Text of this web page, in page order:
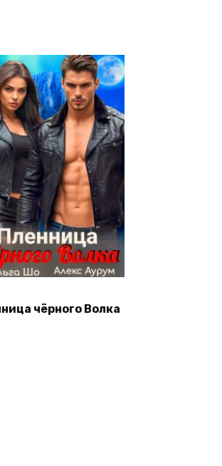
чёрного Волка